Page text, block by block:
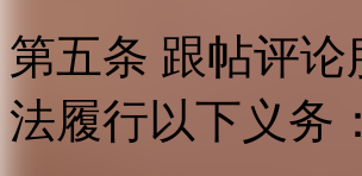
第五条 跟帖评
法履行以下义务：